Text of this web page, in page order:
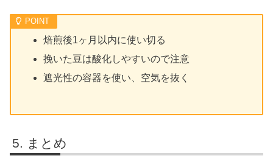
焙煎後1ヶ月以内に使い切る
挽いた豆は酸化しやすいので注意
遮光性の容器を使い、空気を抜く
まとめ